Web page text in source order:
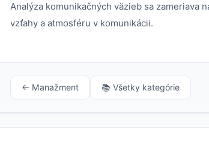
Analýza komunikačných väzieb sa zameriava
vzťahy a atmosféru v komunikácii.
← Manažment 📚 Všetky kategórie